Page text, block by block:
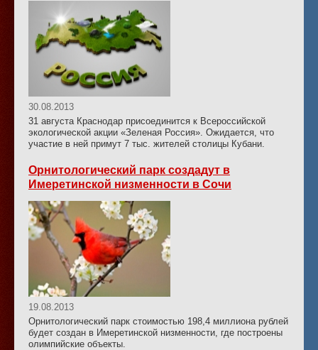
30.08.2013
31 августа Краснодар присоединится к Всероссийской
экологической акции «Зеленая Россия». Ожидается, что
участие в ней примут 7 тыс. жителей столицы Кубани.
Орнитологический парк создадут в
Имеретинской низменности в Сочи
19.08.2013
Орнитологический парк стоимостью 198,4 миллиона рублей
будет создан в Имеретинской низменности, где построены
олимпийские объекты.